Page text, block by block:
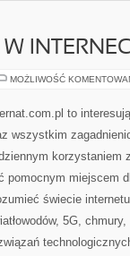
MOŻLIWOŚĆ
to
wszystkim
korzystaniem
pomocnym miejscem
świecie
5G,